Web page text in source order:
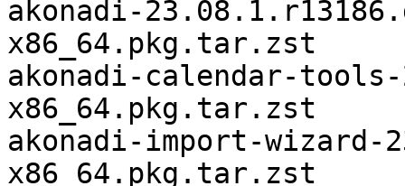
akonadi-
x86_64.pkg.tar.zst
akonadi-calendar-
x86_64.pkg.tar.zst
akonadi-import-wizard-
x86_64.pkg.tar.zst